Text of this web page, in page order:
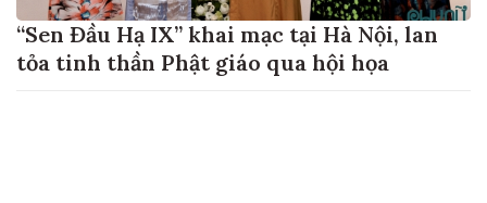
“Sen Đầu Hạ IX” khai mạc tại Hà Nội, lan
tỏa tinh thần Phật giáo qua hội họa